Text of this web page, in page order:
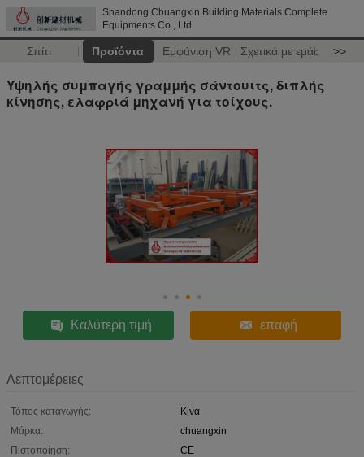
Shandong Chuangxin Building Materials Complete
Equipments Co., Ltd
Σπίτι Προϊόντα Εμφάνιση VR Σχετικά με εμάς >>
Υψηλής συμπαγής γραμμής σάντουιτς, διπλής
κίνησης, ελαφριά μηχανή για τοίχους.
Καλύτερη τιμή επαφή
Λεπτομέρειες
Τόπος καταγωγής:
Κίνα
Μάρκα:
chuangxin
Πιστοποίηση:
CE